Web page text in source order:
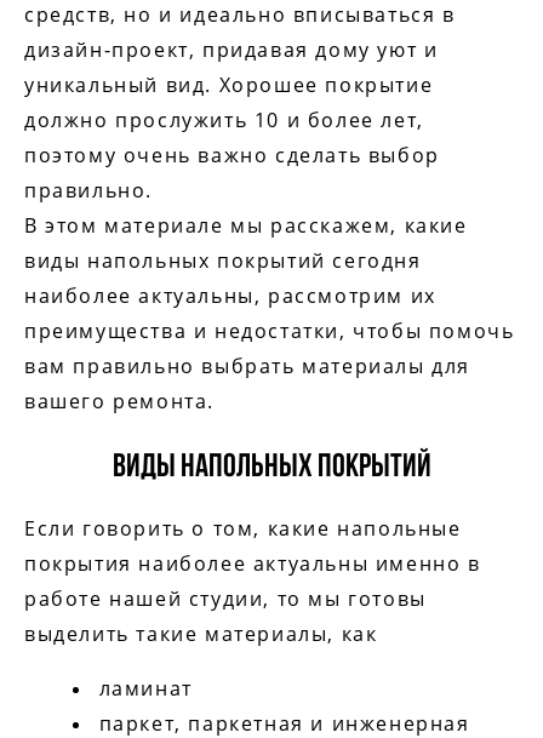
средств, но и идеально вписываться в
дизайн-проект, придавая дому уют и
уникальный вид. Хорошее покрытие
должно прослужить 10 и более лет,
поэтому очень важно сделать выбор
правильно.
В этом материале мы расскажем, какие
виды напольных покрытий сегодня
наиболее актуальны, рассмотрим их
преимущества и недостатки, чтобы помочь
вам правильно выбрать материалы для
вашего ремонта.
Виды напольных покрытий
Если говорить о том, какие напольные
покрытия наиболее актуальны именно в
работе нашей студии, то мы готовы
выделить такие материалы, как
ламинат
паркет, паркетная и инженерная